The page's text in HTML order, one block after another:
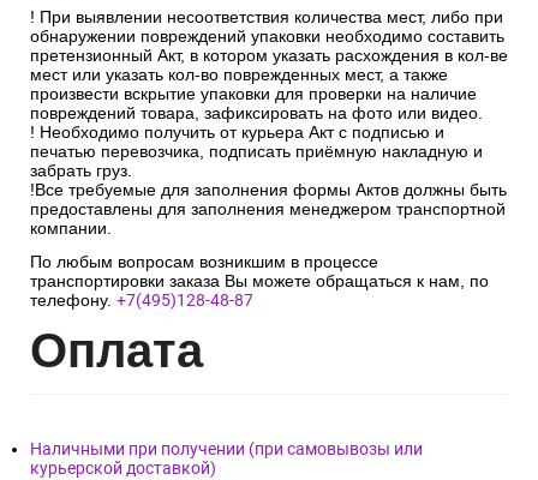
! При выявлении несоответствия количества мест, либо при
обнаружении повреждений упаковки необходимо составить
претензионный Акт, в котором указать расхождения в кол-ве
мест или указать кол-во поврежденных мест, а также
произвести вскрытие упаковки для проверки на наличие
повреждений товара, зафиксировать на фото или видео.
! Необходимо получить от курьера Акт с подписью и
печатью перевозчика, подписать приёмную накладную и
забрать груз.
!Все требуемые для заполнения формы Актов должны быть
предоставлены для заполнения менеджером транспортной
компании.
По любым вопросам возникшим в процессе
транспортировки заказа Вы можете обращаться к нам, по
телефону. +7(495)128-48-87
Оплата
Наличными при получении (при самовывозы или
курьерской доставкой)